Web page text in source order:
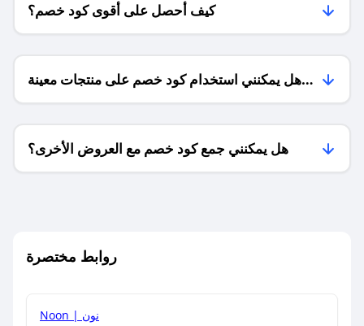
كيف أحصل على أقوى كود خصم؟
هل يمكنني استخدام كود خصم على منتجات معينة
فقط؟
هل يمكنني جمع كود خصم مع العروض الأخرى؟
روابط مختصرة
Noon | نون